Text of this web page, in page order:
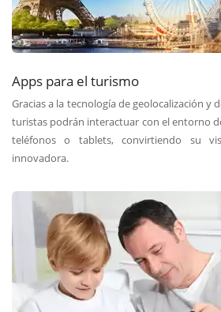
Apps para el turismo
Gracias a la tecnología de geolocalización y
turistas podrán interactuar con el entorno
teléfonos o tablets, convirtiendo su
innovadora.